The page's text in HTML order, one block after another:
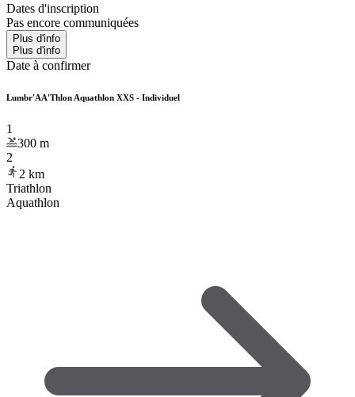
Dates d'inscription
Pas encore communiquées
Plus d'info
Plus d'info
Date à confirmer
Lumbr'AA'Thlon Aquathlon XXS - Individuel
1
300 m
2
2 km
Triathlon
Aquathlon